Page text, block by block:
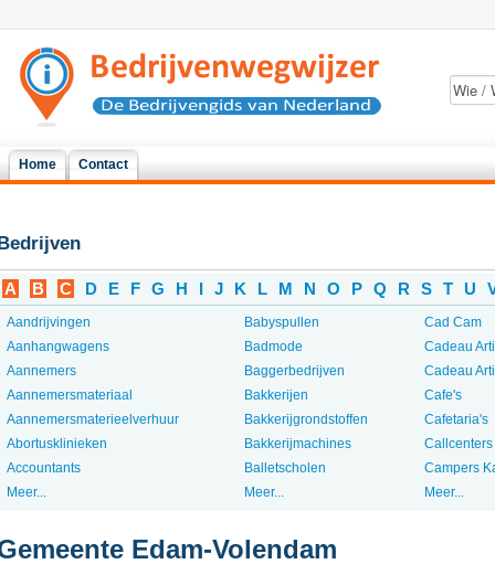
Home Contact
A B C D E F G H I J K L M N O P Q R S T U
Aandrijvingen
Aanhangwagens
Aannemers
Aannemersmateriaal
Aannemersmaterieelverhuur
Abortusklinieken
Accountants
Meer...
Babyspullen
Badmode
Baggerbedrijven
Bakkerijen
Bakkerijgrondstoffen
Bakkerijmachines
Balletscholen
Meer...
Cad Cam
Cadeau
Cadeau
Cafe's
Cafetaria's
Callcenters
Campers
Meer...
Edam-Volendam